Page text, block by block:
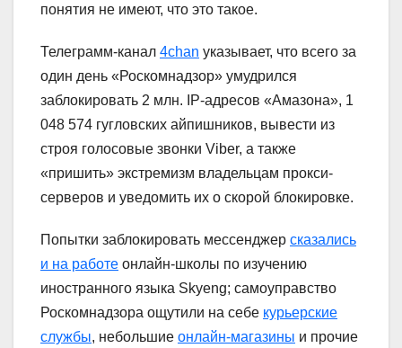
понятия не имеют, что это такое.
Телеграмм-канал 4chan указывает, что всего за
один день «Роскомнадзор» умудрился
заблокировать 2 млн. IP-адресов «Амазона», 1
048 574 гугловских айпишников, вывести из
строя голосовые звонки Viber, а также
«пришить» экстремизм владельцам прокси-
серверов и уведомить их о скорой блокировке.
Попытки заблокировать мессенджер сказались
и на работе онлайн-школы по изучению
иностранного языка Skyeng; самоуправство
Роскомнадзора ощутили на себе курьерские
службы, небольшие онлайн-магазины и прочие